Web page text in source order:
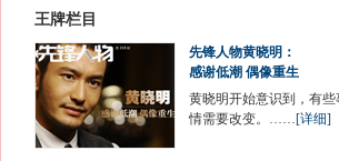
王牌栏目
先锋人物黄晓明：
感谢低潮 偶像重生
黄晓明开始意识到，有些
情需要改变。……[详细]